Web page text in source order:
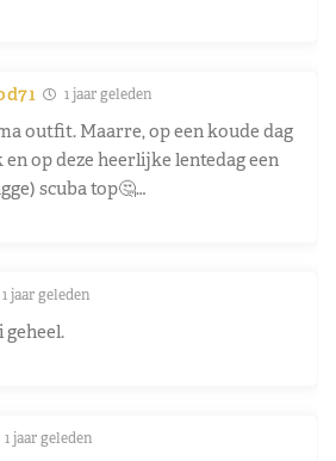
1 jaar geleden
outfit. Maarre, op een koude dag
op deze heerlijke lentedag een
scuba top🤔…
1 jaar geleden
geheel.
1 jaar geleden